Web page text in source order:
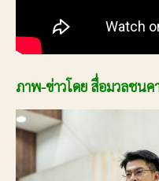
ภาพ-ข่าวโดย สื่อมวลชน